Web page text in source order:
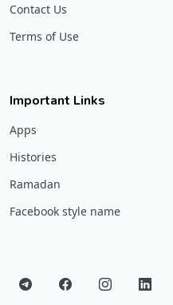
Contact Us
Terms of Use
Important Links
Apps
Histories
Ramadan
Facebook style name